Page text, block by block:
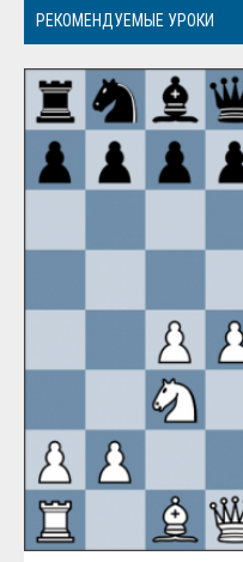
РЕКОМЕНДУЕМЫЕ УРОКИ